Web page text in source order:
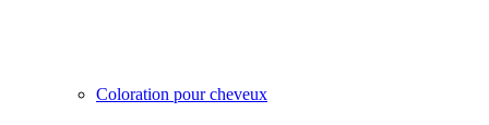
Coloration pour cheveux